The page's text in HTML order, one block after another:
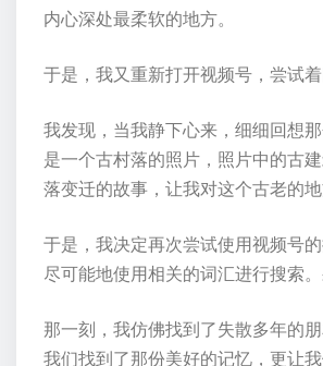
内心深处最柔软的地方。
于是，我又重新打开视频号，尝试
我发现，当我静下心来，细细回想
是一个古村落的照片，照片中的古
落变迁的故事，让我对这个古老的地
于是，我决定再次尝试使用视频号
尽可能地使用相关的词汇进行搜索
那一刻，我仿佛找到了失散多年的
我们找到了那份美好的记忆，更让